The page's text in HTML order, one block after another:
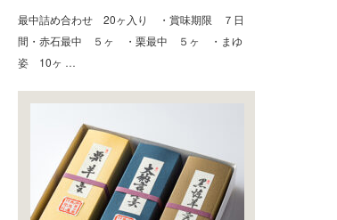
最中詰め合わせ 20ヶ入り ・賞味期限 ７日
間・赤石最中 ５ヶ ・栗最中 ５ヶ ・まゆ
姿 10ヶ …